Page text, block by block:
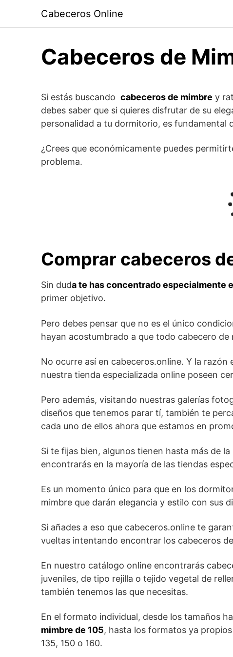
contenido
Cabeceros Online
Cabeceros de
Si estás buscando cabeceros de mimbre y
debes saber que si quieres disfrutar de su
personalidad a tu dormitorio, es fundamental
¿Crees que económicamente puedes
problema.
Comprar cabeceros
Sin duda te has concentrado especialmente
primer objetivo.
Pero debes pensar que no es el único
hayan acostumbrado a que todo cabecero
No ocurre así en cabeceros.online. Y la
nuestra tienda especializada online poseen
Pero además, visitando nuestras galerías
diseños que tenemos parar tí, también te
cada uno de ellos ahora que estamos en
Si te fijas bien, algunos tienen hasta más de
encontrarás en la mayoría de las tiendas
Es un momento único para que en los
mimbre que darán elegancia y estilo con sus
Si añades a eso que cabeceros.online te
vueltas intentando encontrar los cabeceros
En nuestro catálogo online encontrarás
juveniles, de tipo rejilla o tejido vegetal de
también tenemos las que necesitas.
En el formato individual, desde los tamaños
mimbre de 105, hasta los formatos ya
135, 150 o 160.